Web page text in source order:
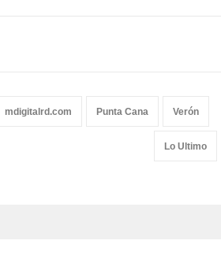
mdigitalrd.com Punta Cana Verón
Lo Ultimo